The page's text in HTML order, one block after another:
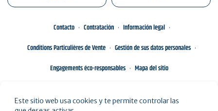
Contacto Contratación
Información legal
Conditions Particulières de Vente
Gestión de sus datos personales
Engagements éco-responsables
Mapa del sitio
Este sitio web usa cookies y te permite controlar las